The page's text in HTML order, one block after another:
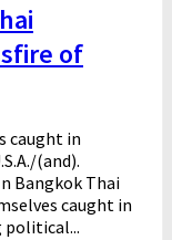
of
caught in
(and).
Bangkok Thai
caught in
political...